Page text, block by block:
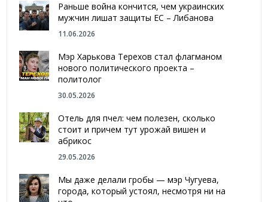
Раньше война кончится, чем украинских
мужчин лишат защиты ЕС – Либанова
11.06.2026
Мэр Харькова Терехов стал флагманом
нового политического проекта –
политолог
30.05.2026
Отель для пчел: чем полезен, сколько
стоит и причем тут урожай вишен и
абрикос
29.05.2026
Мы даже делали гробы — мэр Чугуева,
города, который устоял, несмотря ни на